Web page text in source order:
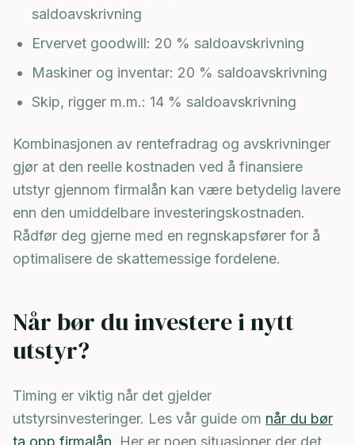
saldoavskrivning
Ervervet goodwill: 20 % saldoavskrivning
Maskiner og inventar: 20 % saldoavskrivning
Skip, rigger m.m.: 14 % saldoavskrivning
Kombinasjonen av rentefradrag og avskrivninger
gjør at den reelle kostnaden ved å finansiere
utstyr gjennom firmalån kan være betydelig lavere
enn den umiddelbare investeringskostnaden.
Rådfør deg gjerne med en regnskapsfører for å
optimalisere de skattemessige fordelene.
Når bør du investere i nytt
utstyr?
Timing er viktig når det gjelder
utstyrsinvesteringer. Les vår guide om når du bør
ta opp firmalån . Her er noen situasjoner der det